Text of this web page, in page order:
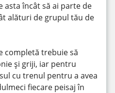
asta încât să ai parte de
alături de grupul tău de
completă trebuie să
și griji, iar pentru
cu trenul pentru a avea
fiecare peisaj în